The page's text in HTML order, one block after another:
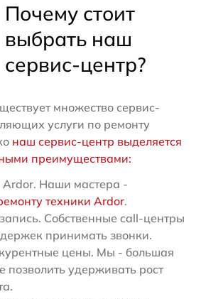
Почему стоит
выбрать наш
сервис-центр?
множество сервис-
услуги по ремонту
наш сервис-центр выделяется
преимуществами:
Наши мастера -
техники Ardor.
Собственные call-центры
принимать звонки.
цены. Мы - большая
позволить удерживать рост